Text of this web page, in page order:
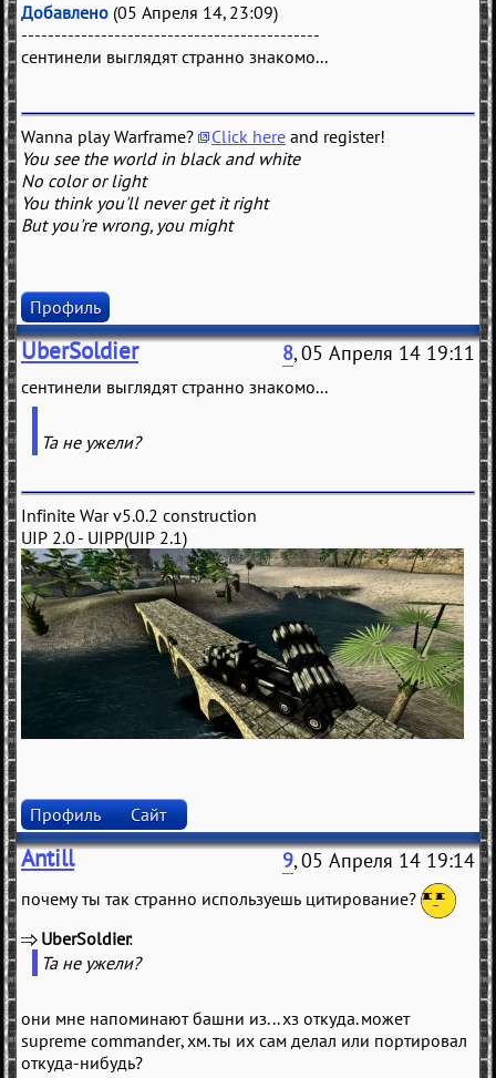
Добавлено (05 Апреля 14, 23:09)
---------------------------------------------
сентинели выглядят странно знакомо...
Wanna play Warframe? Click here and register!
You see the world in black and white
No color or light
You think you'll never get it right
But you're wrong, you might
Профиль
UberSoldier 8, 05 Апреля 14 19:11
сентинели выглядят странно знакомо...
Та не ужели?
Infinite War v5.0.2 construction
UIP 2.0 - UIPP(UIP 2.1)
Профиль Сайт
Antill 9, 05 Апреля 14 19:14
почему ты так странно используешь цитирование?
UberSoldier
Та не ужели?
они мне напоминают башни из... хз откуда. может
supreme commander, хм. ты их сам делал или портировал
откуда-нибудь?